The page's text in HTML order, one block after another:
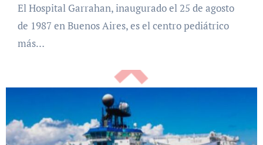
El Hospital Garrahan, inaugurado el 25 de agosto
de 1987 en Buenos Aires, es el centro pediátrico
más…